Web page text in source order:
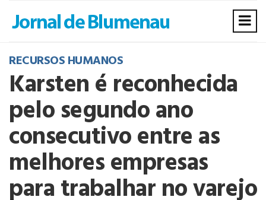
RECURSOS HUMANOS
Karsten é reconhecida
pelo segundo ano
consecutivo entre as
melhores empresas
para trabalhar no varejo